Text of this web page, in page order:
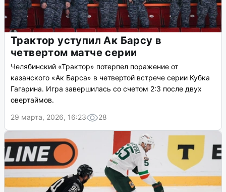
Трактор уступил Ак Барсу в
четвертом матче серии
Челябинский «Трактор» потерпел поражение от
казанского «Ак Барса» в четвертой встрече серии Кубка
Гагарина. Игра завершилась со счетом 2:3 после двух
овертаймов.
29 марта, 2026, 16:23
28